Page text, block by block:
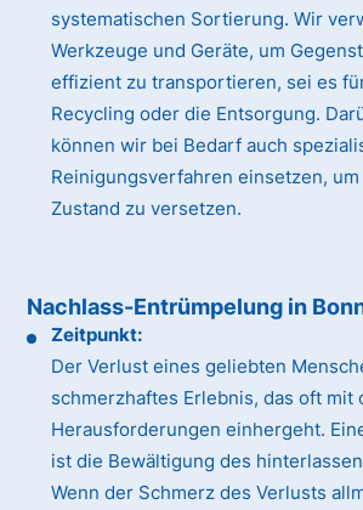
systematischen Sortierung. Wir
Werkzeuge und Geräte, um
effizient zu transportieren, sei es
Recycling oder die Entsorgung.
können wir bei Bedarf auch
Reinigungsverfahren einsetzen,
Zustand zu versetzen.
Nachlass-Entrümpelung in
Zeitpunkt:
Der Verlust eines geliebten
schmerzhaftes Erlebnis, das oft mit
Herausforderungen einhergeht.
ist die Bewältigung des
Wenn der Schmerz des Verlusts